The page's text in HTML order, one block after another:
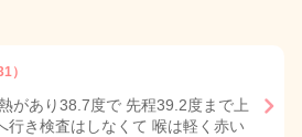
）
があり38.7度で 先程39.2度まで上
行き検査はしなくて 喉は軽く赤い